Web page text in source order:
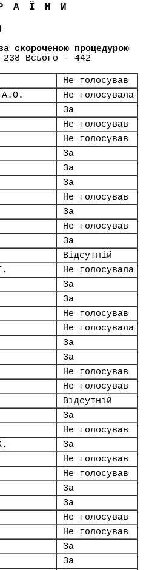
скороченою процедурою
Всього - 442
Не голосував
А.О.
Не голосувала
За
Не голосував
Не голосував
За
За
За
Не голосував
За
Не голосував
За
Відсутній
Не голосувала
За
За
Не голосував
Не голосувала
За
За
Не голосував
Не голосував
Відсутній
За
Не голосував
За
Не голосував
Не голосував
За
За
Не голосував
Не голосував
За
За